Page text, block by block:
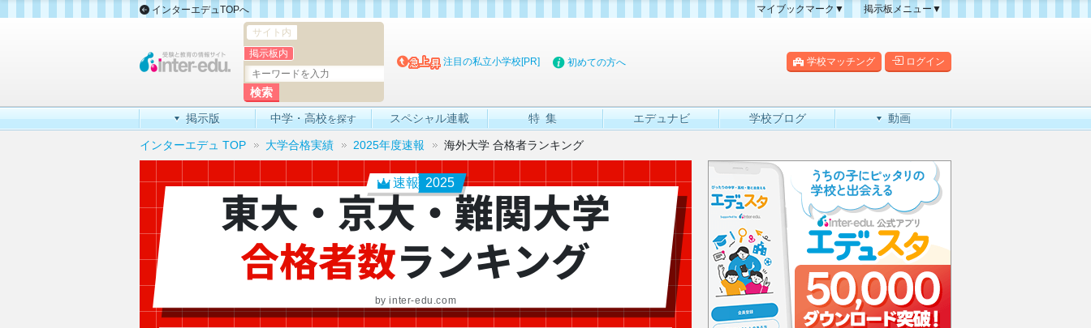
インターエデュTOPへ
マイブックマーク▼
掲示板メニュー▼
掲示板マップ
新着書き込み一覧
学校マッチング ログイン
サイト内
掲示板内
注目の私立小学校[PR] 初めての方へ
掲示版 中学・高校を探す スペシャル連載 特集 エデュナビ 学校ブログ 動画
インターエデュ TOP 大学合格実績 2025年度速報 海外大学 合格者ランキング
速報 2025
東大・京大・難関大学
合格者数ランキング
by inter-edu.com